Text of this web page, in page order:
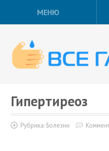
МЕНЮ
Гипертиреоз
Рубрика: Болезни